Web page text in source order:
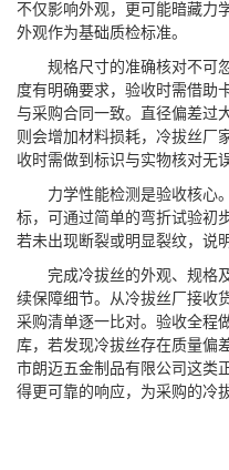
不仅影响外观，更可能暗藏力
外观作为基础质检标准。
规格尺寸的准确核对不可
度有明确要求，验收时需借助
与采购合同一致。直径偏差过
则会增加材料损耗，冷拔丝厂
收时需做到标识与实物核对无误
力学性能检测是验收核心
标，可通过简单的弯折试验初
若未出现断裂或明显裂纹，说
完成冷拔丝的外观、规格
续保障细节。从冷拔丝厂接收
采购清单逐一比对。验收全程
库，若发现冷拔丝存在质量偏
市朗迈五金制品有限公司这类
得更可靠的响应，为采购的冷